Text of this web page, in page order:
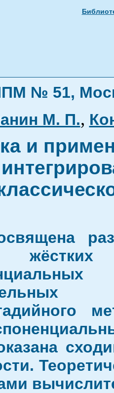
№ 51,
М. П.,
и